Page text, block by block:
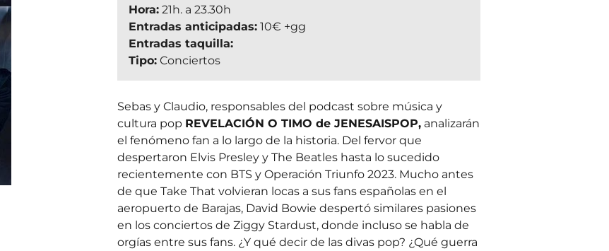
Hora:21h. a 23.30h
Entradas anticipadas:10€ +gg
Entradas taquilla:
Tipo:Conciertos
Sebas y Claudio, responsables del podcast sobre música y
cultura pop REVELACIÓN O TIMO de JENESAISPOP,analizarán
el fenómeno fan a lo largo de la historia. Del fervor que
despertaron Elvis Presley y The Beatles hasta lo sucedido
recientemente con BTS y Operación Triunfo 2023. Mucho antes
de que Take That volvieran locas a sus fans españolas en el
aeropuerto de Barajas, David Bowie despertó similares pasiones
en los conciertos de Ziggy Stardust, donde incluso se habla de
orgías entre sus fans. ¿Y qué decir de las divas pop? ¿Qué guerra